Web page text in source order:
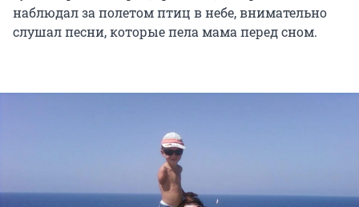
наблюдал за полетом птиц в небе, внимательно
слушал песни, которые пела мама перед сном.